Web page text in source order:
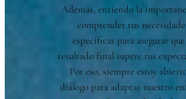
Además, entiendo la
comprender tus
específicas para asegurar
resultado final supere tus
Por eso, siempre estoy
diálogo para adaptar nuestro